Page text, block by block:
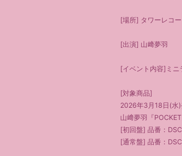
[場所] タワーレコ
[出演] 山﨑夢羽
[イベント内容]ミニ
[対象商品]
2026年3月18日(水
山﨑夢羽『POCKET
[初回盤] 品番：
[通常盤] 品番：